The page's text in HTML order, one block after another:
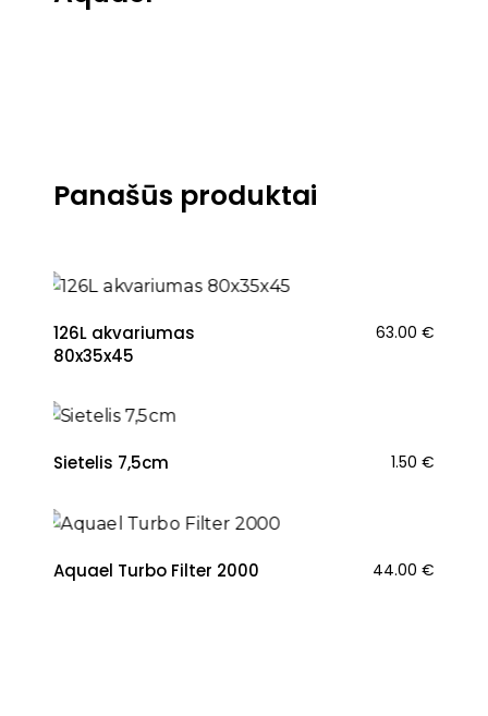
Panašūs produktai
126L akvariumas
80x35x45
63.00 €
Sietelis 7,5cm 1.50 €
Aquael Turbo Filter 2000 44.00 €